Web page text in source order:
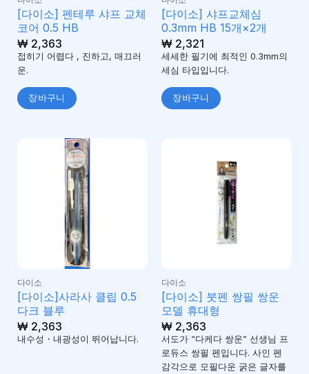
[다이소] 펜테루 샤프 교체
코어 0.5 HB
₩2,363
접히기 어렵다 , 진하고, 매끄러
운.
장바구니
[다이소] 샤프교체심
0.3mm HB 15개×2개
₩2,321
세세한 필기에 최적인 0.3mm의
세심 타입입니다.
장바구니
다이소
[다이소]사라사 클립 0.5
다크 블루
₩2,363
내수성・내광성이 뛰어납니다.
다이소
[다이소] 붓펜 쌍필 쌍운
모델 휴대형
₩2,363
서도가 “다케다 쌍운” 선생님 프
로듀스 쌍필 펜입니다. 사인 펜
감각으로 모필다운 굵은 글자를